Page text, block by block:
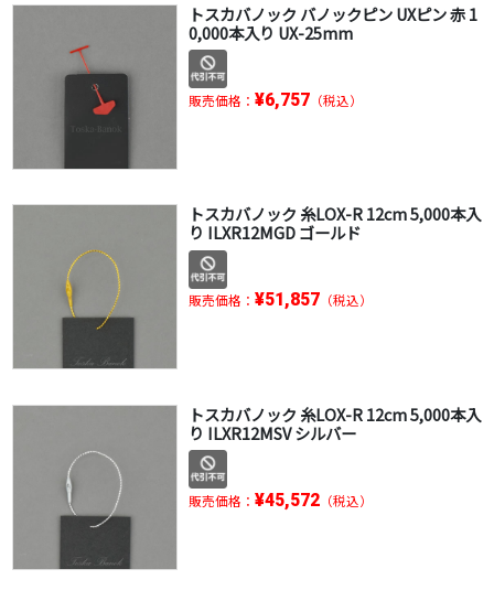
トスカバノック バノックピン UXピン 赤 1
0,000本入り UX-25mm
販売価格： ¥6,757（税込）
トスカバノック 糸LOX-R 12cm 5,000本入
り ILXR12MGD ゴールド
販売価格： ¥51,857（税込）
トスカバノック 糸LOX-R 12cm 5,000本入
り ILXR12MSV シルバー
販売価格： ¥45,572（税込）